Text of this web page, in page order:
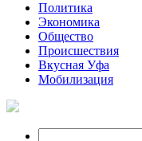
Политика
Экономика
Общество
Происшествия
Вкусная Уфа
Мобилизация